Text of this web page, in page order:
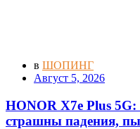
в ШОПИНГ
Август 5, 2026
HONOR X7e Plus
страшны падения,